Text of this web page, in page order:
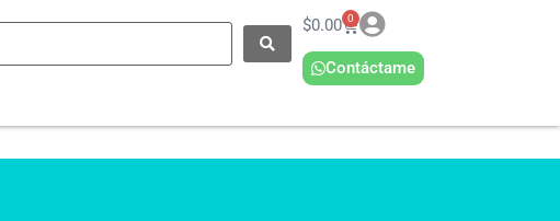
$0.00 0
Contáctame